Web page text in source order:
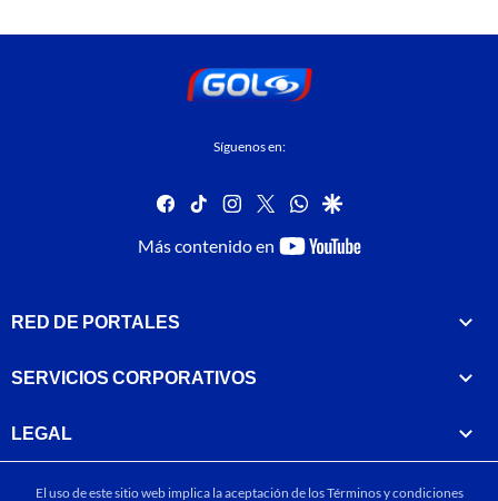
Síguenos en:
facebook
tiktok instagram
twitterwhatsapp
google
Más contenido en
youtube-
RED DE PORTALES
SERVICIOS CORPORATIVOS
LEGAL
El uso de este sitio web implica la aceptación de losTérminos y condiciones